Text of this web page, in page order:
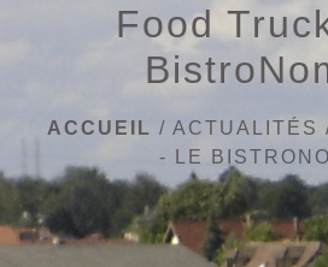
Food
ACCUEIL / ACTUALITÉS
- LE